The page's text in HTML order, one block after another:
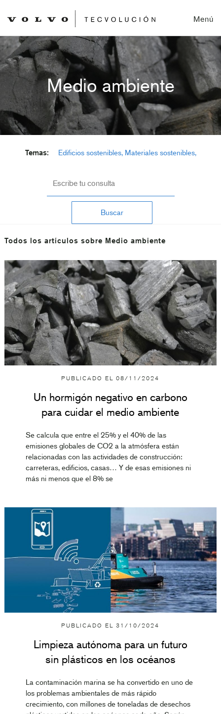
Menú
Medio ambiente
Temas: Edificios sostenibles Materiales sostenibles
Buscar
Todos los artículos sobre Medio ambiente
PUBLICADO EL08/11/2024
Un hormigón negativo en carbono
para cuidar el medio ambiente
Se calcula que entre el 25% y el 40% de las
emisiones globales de CO2 a la atmósfera están
relacionadas con las actividades de construcción:
carreteras, edificios, casas… Y de esas emisiones ni
más ni menos que el 8% se
PUBLICADO EL31/10/2024
Limpieza autónoma para un futuro
sin plásticos en los océanos
La contaminación marina se ha convertido en uno de
los problemas ambientales de más rápido
crecimiento, con millones de toneladas de desechos